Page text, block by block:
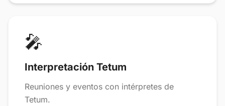
🎤
Interpretación Tetum
Reuniones y eventos con intérpretes de
Tetum.